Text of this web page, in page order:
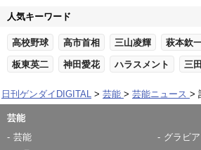
人気キーワード
高校野球 高市首相 三山凌輝 萩本欽
板東英二 神田愛花 ハラスメント 三
日刊ゲンダイDIGITAL 芸能 芸能ニュース
芸能
芸能
グラビア